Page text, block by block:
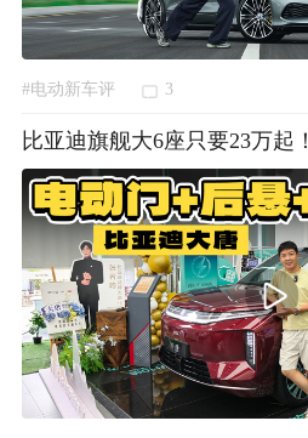
#电动新车评 3
比亚迪旗舰大6座只要23万起！